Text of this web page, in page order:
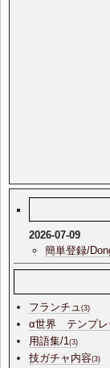
2026-07-09
簡単登録/
フランチュ(3)
α世界 テンプレ
用語集/1(3)
技ガチャ内容(3)